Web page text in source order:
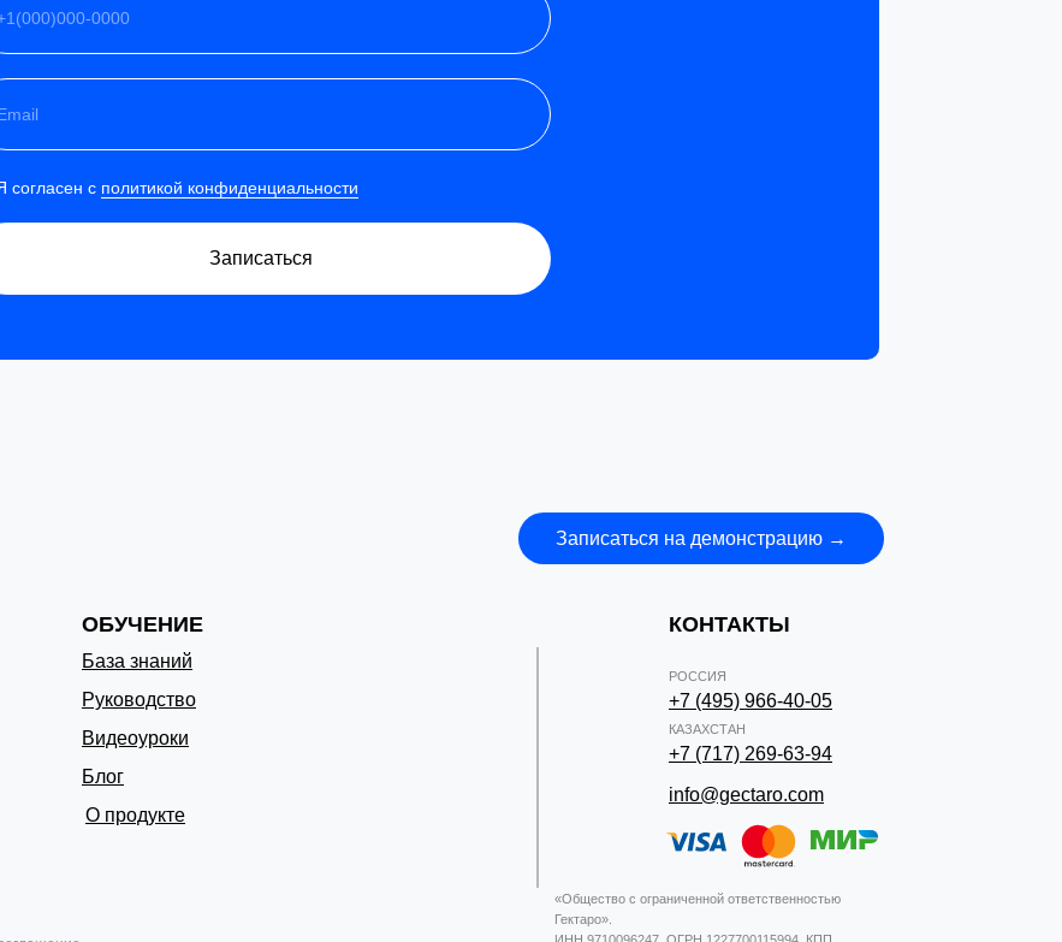
согласен с политикой конфиденциальности
Записаться
ОБУЧЕНИЕ
Руководство
Видеоуроки
КОНТАКТЫ
+7 (495) 966-40-05
info@gectaro.com
«Общество с ограниченной ответственностью
Гектаро».
База знаний
Блог
О продукте
+7 (717) 269-63-94
Записаться на демонстрацию →
РОССИЯ
КАЗАХСТАН